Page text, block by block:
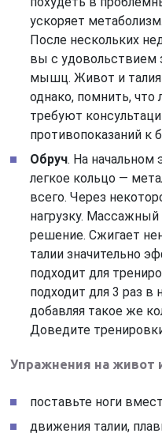
ускоряет
После нескольких
вы с удовольствием
мышц. Живот и талия
однако, помнить,
требуют
противопоказаний к
Обруч. На начальном
легкое кольцо —
всего. Через
нагрузку. Массажный
решение. Сжигает
талии значительно
подходит для
подходит для 3 раз в
добавляя такое же
Доведите
Упражнения на живот
поставьте ноги
движения талии,